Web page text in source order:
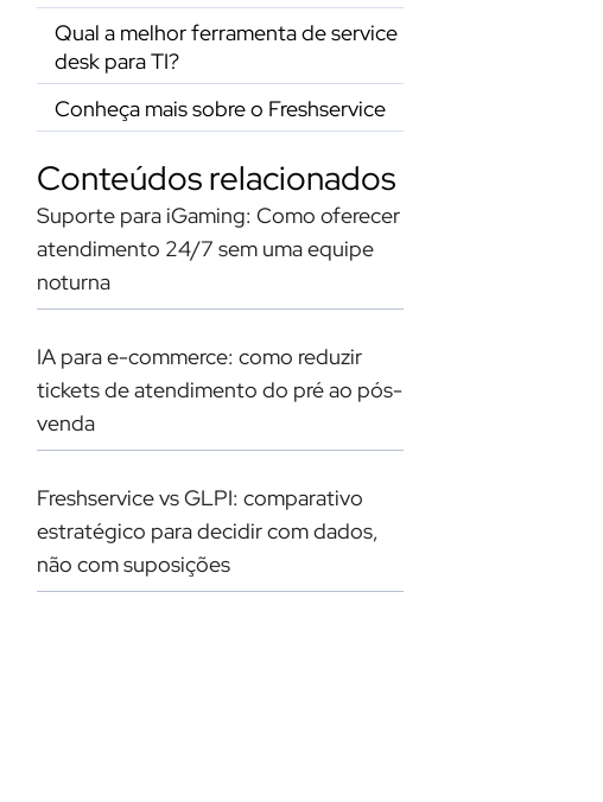
Qual a melhor ferramenta de service
desk para TI?
Conheça mais sobre o Freshservice
Conteúdos relacionados
Suporte para iGaming: Como oferecer
atendimento 24/7 sem uma equipe
noturna
IA para e-commerce: como reduzir
tickets de atendimento do pré ao pós-
venda
Freshservice vs GLPI: comparativo
estratégico para decidir com dados,
não com suposições